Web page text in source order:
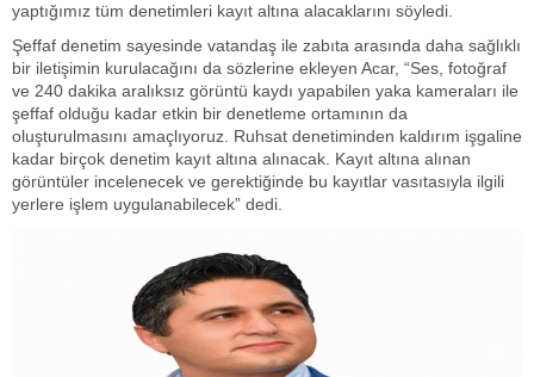
yaptığımız tüm denetimleri kayıt altına alacaklarını söyledi.
Şeffaf denetim sayesinde vatandaş ile zabıta arasında daha sağlıklı
bir iletişimin kurulacağını da sözlerine ekleyen Acar, “Ses, fotoğraf
ve 240 dakika aralıksız görüntü kaydı yapabilen yaka kameraları ile
şeffaf olduğu kadar etkin bir denetleme ortamının da
oluşturulmasını amaçlıyoruz. Ruhsat denetiminden kaldırım işgaline
kadar birçok denetim kayıt altına alınacak. Kayıt altına alınan
görüntüler incelenecek ve gerektiğinde bu kayıtlar vasıtasıyla ilgili
yerlere işlem uygulanabilecek” dedi.